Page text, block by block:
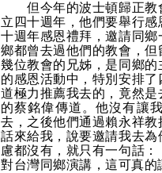
但今年的波士頓歸正教
立四十週年，他們要舉行
十週年感恩禮拜，邀請同
鄉都曾去過他們的教會，
幾位教會的兄姊，是同鄉
的感恩活動中，特別安排
道極力推薦我去的，竟然
的蔡銘偉傳道。他沒有讓
去，之後他們通過賴永祥
話來給我，說要邀請我去
慮都沒有，就只有一句話
對台灣同鄉演講，這可真的